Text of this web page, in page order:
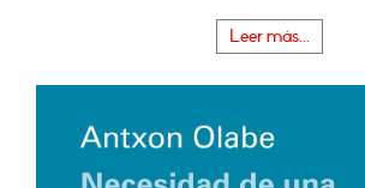
Leer más...